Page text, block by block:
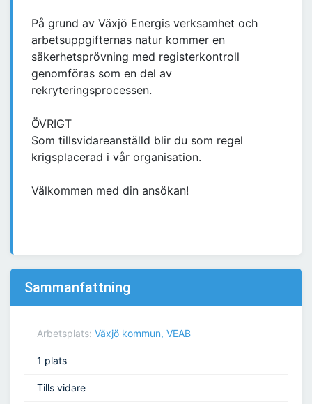
På grund av Växjö Energis verksamhet och
arbetsuppgifternas natur kommer en
säkerhetsprövning med registerkontroll
genomföras som en del av
rekryteringsprocessen.
ÖVRIGT
Som tillsvidareanställd blir du som regel
krigsplacerad i vår organisation.
Välkommen med din ansökan!
Sammanfattning
Arbetsplats: Växjö kommun, VEAB
1 plats
Tills vidare